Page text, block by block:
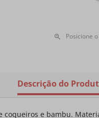
Posicione
Descrição do
coqueiros e bambu.